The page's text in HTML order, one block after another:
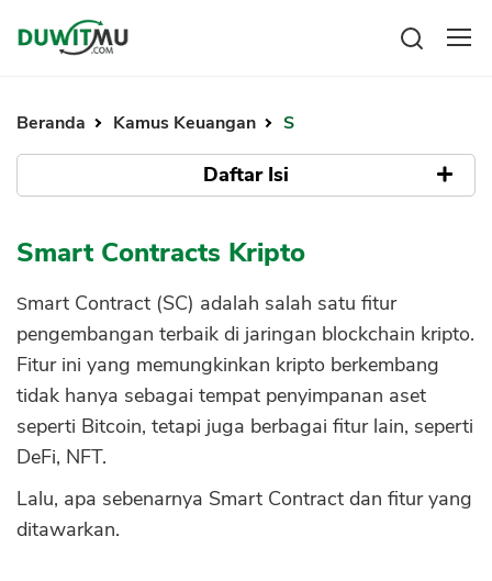
Investasi
Pengeluaran
Asuransi
Mengelola keuangan
Kartu Kredit
Pinjaman Online
Hutang
Pinjaman
Kartu Kredit
KTA
KPR
Kredit Usaha
Pinjaman Online
Sekuritas Saham
Beranda Kamus Keuangan S
Daftar Isi
Self-Executing
Self-Verifying
Immutable
Cara Kerja Smart Contracts
Kelebihan Smart Contract
Transparansi
Otonomi dan Tabungan
Smart Contracts Kripto
Smart Contract (SC) adalah salah satu fitur
pengembangan terbaik di jaringan blockchain kripto.
Fitur ini yang memungkinkan kripto berkembang
tidak hanya sebagai tempat penyimpanan aset
seperti Bitcoin, tetapi juga berbagai fitur lain, seperti
DeFi, NFT.
Lalu, apa sebenarnya Smart Contract dan fitur yang
ditawarkan.